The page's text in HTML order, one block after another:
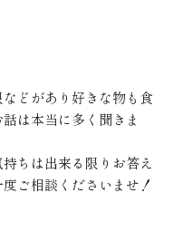
どがあり好きな物も食
は本当に多く聞きま
ちは出来る限りお答え
ご相談くださいませ！